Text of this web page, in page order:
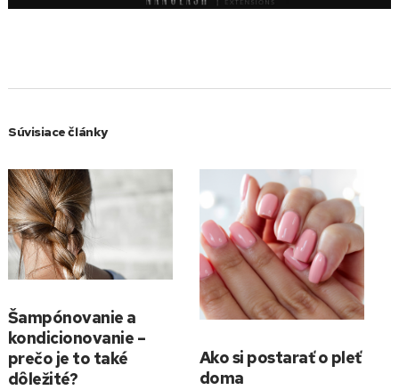
Súvisiace články
Šampónovanie a
kondicionovanie –
prečo je to také
dôležité?
Ako si postarať o pleť
doma